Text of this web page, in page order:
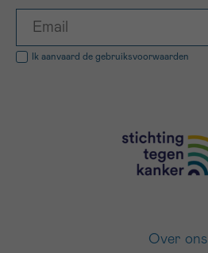
Ik aanvaard de gebruiksvoorwaarden
Over ons